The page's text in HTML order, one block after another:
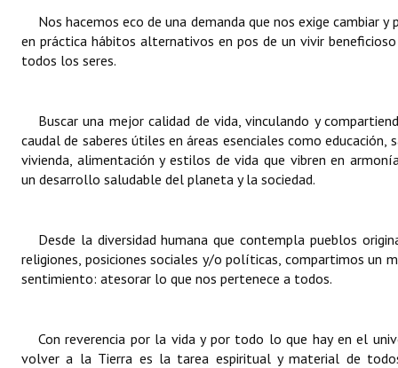
Registros y Distinciones
Datos Históricos
Audiencias Públicas - Registro
Mujeres que Dejaron Huellas - Registro
Ciudadano Ilustre - Registro
Banca del Vecino - Registro
Antiguos Pobladores - Registro
Nos hacemos eco de una demanda que nos exige cambiar y
en práctica hábitos alternativos en pos de un vivir
todos los seres.
Buscar una mejor calidad de vida, vinculando y
caudal de saberes útiles en áreas esenciales como educación,
vivienda, alimentación y estilos de vida que vibren en
un desarrollo saludable del planeta y la sociedad.
Desde la diversidad humana que contempla pueblos
religiones, posiciones sociales y/o políticas, compartimos un
sentimiento: atesorar lo que nos pertenece a todos.
Con reverencia por la vida y por todo lo que hay en el
volver a la Tierra es la tarea espiritual y material de